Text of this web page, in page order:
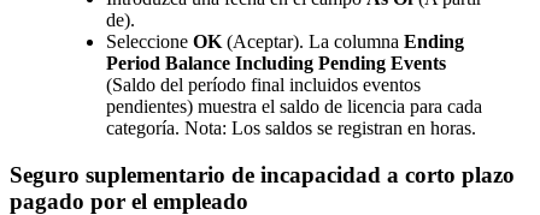
de).
Seleccione OK (Aceptar). La columna Ending
Period Balance Including Pending Events
(Saldo del período final incluidos eventos
pendientes) muestra el saldo de licencia para cada
categoría. Nota: Los saldos se registran en horas.
Seguro suplementario de incapacidad a corto plazo
pagado por el empleado